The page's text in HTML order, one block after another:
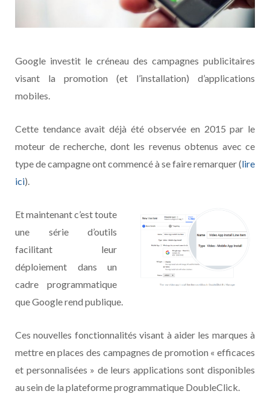
Google investit le créneau des campagnes publicitaires
visant la promotion (et l’installation) d’applications
mobiles.
Cette tendance avait déjà été observée en 2015 par le
moteur de recherche, dont les revenus obtenus avec ce
type de campagne ont commencé à se faire remarquer (lire
ici).
Et maintenant c’est toute
une série d’outils
facilitant leur
déploiement dans un
cadre programmatique
que Google rend publique.
Ces nouvelles fonctionnalités visant à aider les marques à
mettre en places des campagnes de promotion « efficaces
et personnalisées » de leurs applications sont disponibles
au sein de la plateforme programmatique DoubleClick.